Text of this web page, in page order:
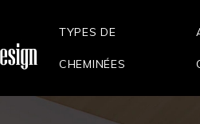
TYPES DE
CHEMINÉES